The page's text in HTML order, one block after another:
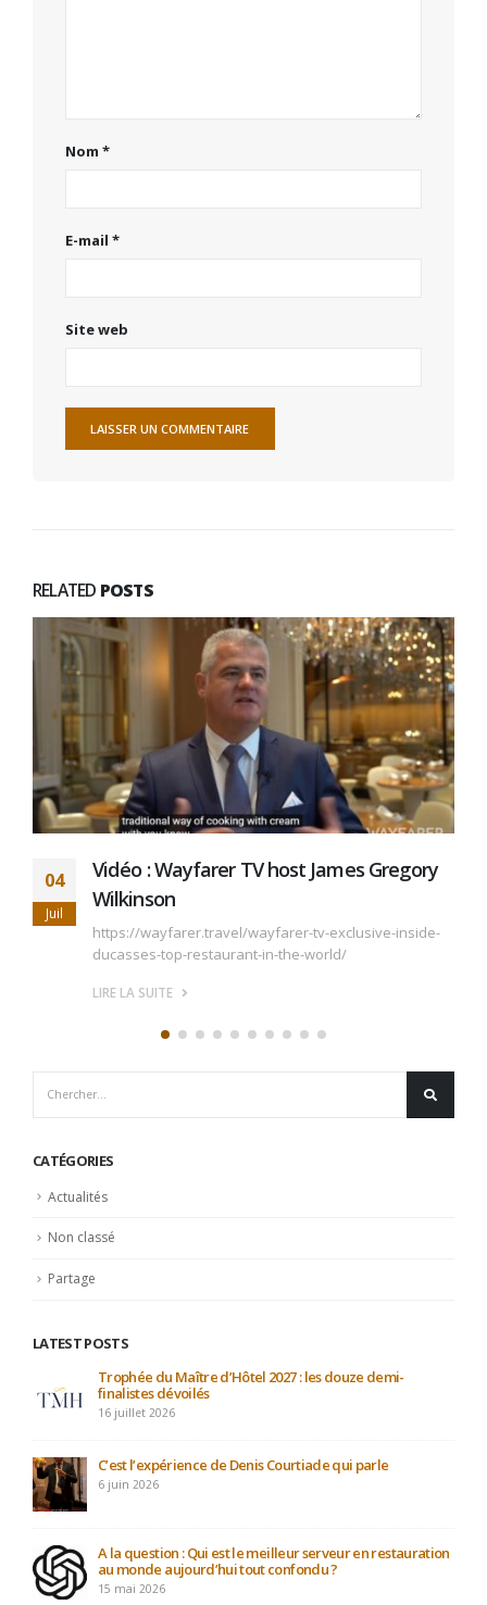
Nom *
E-mail *
Site web
RELATED POSTS
04
Juil
Vidéo : Wayfarer TV host James Gregory
Wilkinson
https://wayfarer.travel/wayfarer-tv-exclusive-inside-
ducasses-top-restaurant-in-the-world/
LIRE LA SUITE
CATÉGORIES
Actualités
Non classé
Partage
LATEST POSTS
Trophée du Maître d’Hôtel 2027 : les douze demi-
finalistes dévoilés
16 juillet 2026
C’est l’expérience de Denis Courtiade qui parle
6 juin 2026
A la question : Qui est le meilleur serveur en restauration
au monde aujourd’hui tout confondu ?
15 mai 2026